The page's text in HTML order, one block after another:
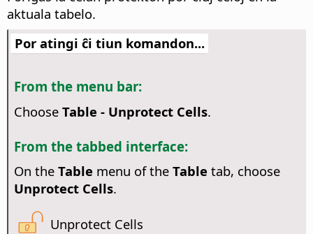
aktuala tabelo.
Por atingi ĉi tiun komandon...
From the menu bar:
Choose Table - Unprotect Cells.
From the tabbed interface:
On the Table menu of the Table tab, choose
Unprotect Cells.
Unprotect Cells